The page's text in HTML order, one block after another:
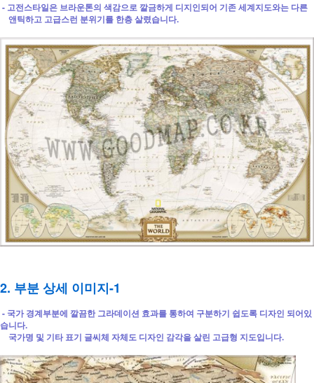
- 고전스타일은 브라운톤의 색감으로 깔금하게 디지인되어 기존 세계지도와는 다른
앤틱하고 고급스런 분위기를 한층 살렸습니다.
2. 부분 상세 이미지-1
- 국가 경계부분에 깔끔한 그라데이션 효과를 통하여 구분하기 쉽도록 디자인 되어있
습니다.
국가명 및 기타 표기 글씨체 자체도 디자인 감각을 살린 고급형 지도입니다.